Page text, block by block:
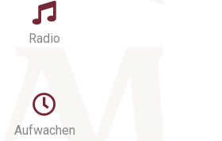
Radio
Aufwachen